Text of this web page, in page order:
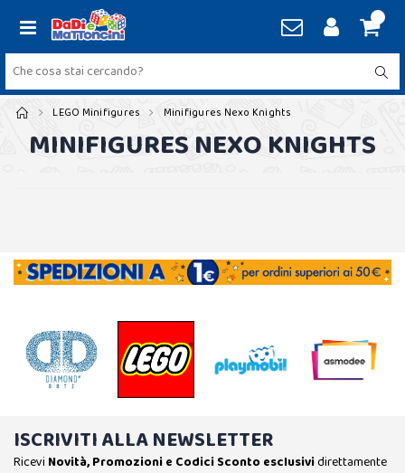
LEGO Minifigures Minifigures Nexo Knights
MINIFIGURES NEXO KNIGHTS
ISCRIVITI ALLA NEWSLETTER
Ricevi Novità, Promozioni e Codici Sconto esclusividirettamente